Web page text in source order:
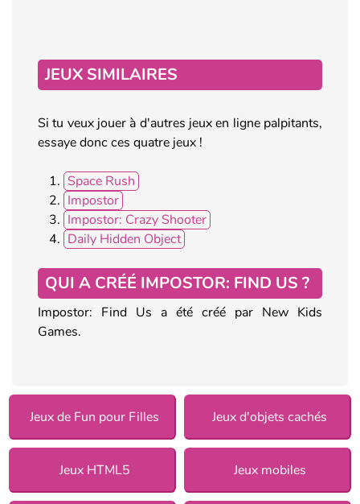
JEUX SIMILAIRES
Si tu veux jouer à d'autres jeux en ligne palpitants,
essaye donc ces quatre jeux !
Space Rush
Impostor
Impostor: Crazy Shooter
Daily Hidden Object
QUI A CRÉÉ IMPOSTOR: FIND US ?
Impostor: Find Us a été créé par New Kids
Games.
Jeux de Fun pour Filles Jeux d'objets cachés
Jeux HTML5 Jeux mobiles